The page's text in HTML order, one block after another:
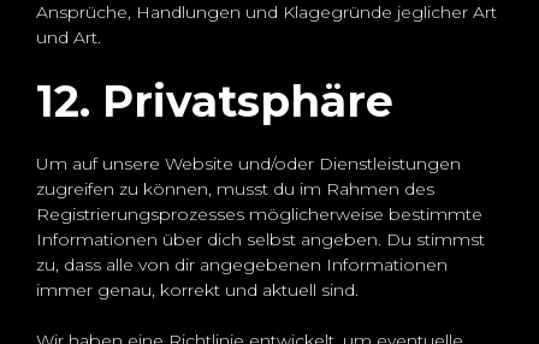
Ansprüche, Handlungen und Klagegründe jeglicher Art
und Art.
12. Privatsphäre
Um auf unsere Website und/oder Dienstleistungen
zugreifen zu können, musst du im Rahmen des
Registrierungsprozesses möglicherweise bestimmte
Informationen über dich selbst angeben. Du stimmst
zu, dass alle von dir angegebenen Informationen
immer genau, korrekt und aktuell sind.